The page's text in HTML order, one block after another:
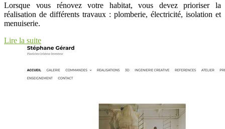
Lorsque vous rénovez votre habitat, vous devez prioriser la
réalisation de différents travaux : plomberie, électricité, isolation et
menuiserie.
Lire la suite